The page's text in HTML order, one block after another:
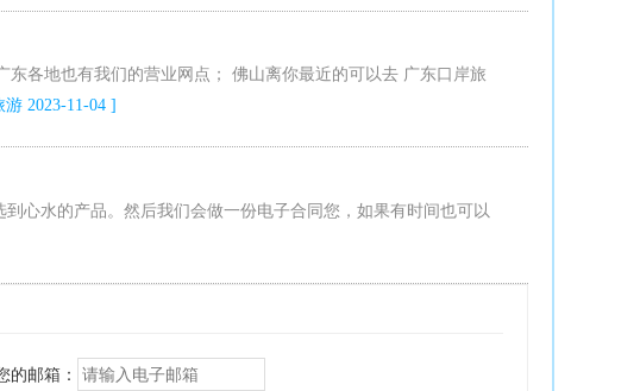
各地也有我们的营业网点； 佛山离你最近的可以去 广东口岸旅
游 2023-11-04 ]
心水的产品。然后我们会做一份电子合同您，如果有时间也可以
的邮箱：